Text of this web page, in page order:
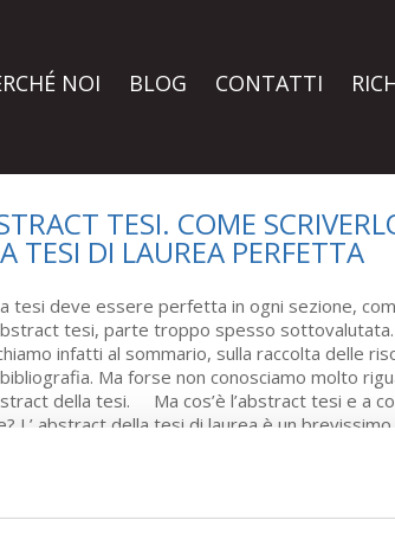
NOI BLOG CONTATTI
TESI. COME
TESI DI LAUREA PERFETTA
tesi deve essere perfetta in ogni sezione,
tesi, parte troppo spesso sottovalutata.
infatti al sommario, sulla raccolta delle
Ma forse non conosciamo molto
della tesi. Ma cos’è l’abstract tesi e a
L’ abstract della tesi di laurea è un